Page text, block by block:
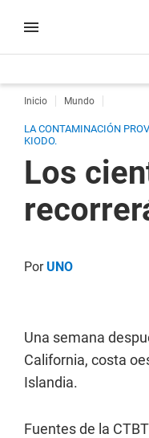
Inicio Mundo
LA CONTAMINACIÓN
KIODO.
Los
PorUNO
Una semana
California, costa
Islandia.
Fuentes de la